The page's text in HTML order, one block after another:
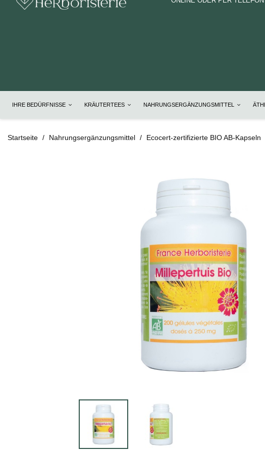
IHRE BEDÜRFNISSE KRÄUTERTEES NAHRUNGSERGÄNZUNGSMITTEL
Startseite Nahrungsergänzungsmittel Ecocert-zertifizierte BIO AB-Kapseln